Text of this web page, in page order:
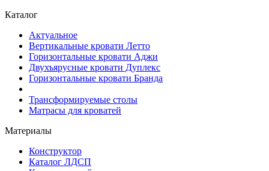
Каталог
Актуальное
Вертикальные кровати Летто
Горизонтальные кровати Аджи
Двухъярусные кровати Дуплекс
Горизонтальные кровати Бранда
Трансформируемые столы
Матрасы для кроватей
Материалы
Конструктор
Каталог ЛДСП